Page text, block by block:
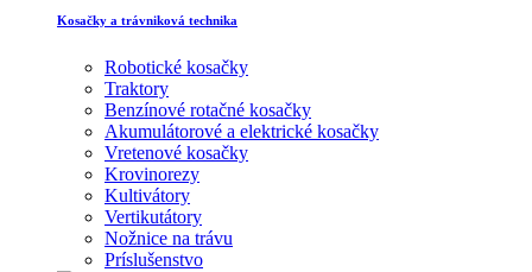
Kosačky a trávniková technika
Robotické kosačky
Traktory
Benzínové rotačné kosačky
Akumulátorové a elektrické kosačky
Vretenové kosačky
Krovinorezy
Kultivátory
Vertikutátory
Nožnice na trávu
Príslušenstvo